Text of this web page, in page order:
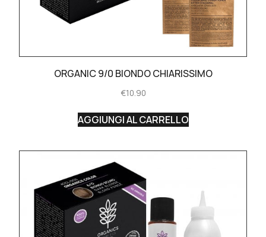
ORGANIC 9/0 BIONDO CHIARISSIMO
€10.90
AGGIUNGI AL CARRELLO